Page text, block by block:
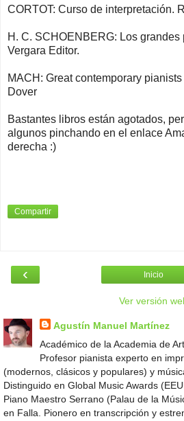
CORTOT: Curso de interpretación.
H. C. SCHOENBERG: Los grandes
Vergara Editor.
MACH: Great contemporary
Dover
Bastantes libros están agotados,
algunos pinchando en el enlace
derecha :)
Compartir
‹ Inicio
Ver versión
Agustín Manuel Martínez
Académico de la Academia de
Profesor pianista experto en
(modernos, clásicos y populares) y
Distinguido en Global Music Awards
Piano Maestro Serrano (Palau de la
en Falla. Pionero en transcripción y